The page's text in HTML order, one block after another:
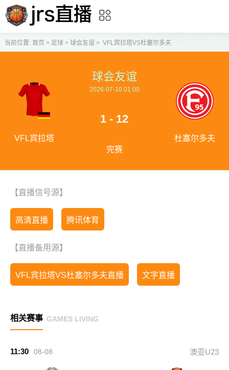
当前位置: 首页 > 足球> 球会友谊 > VFL宾拉塔VS杜塞尔多夫
VFL宾拉塔
球会友谊
2026-07-10 01:00
1 - 12
完赛
杜塞尔多夫
【直播信号源】
高清直播 腾讯体育
【直播备用源】
VFL宾拉塔VS杜塞尔多夫直播 文字直播
相关赛事 GAMES LIVING
11:30 08-08 澳亚U23